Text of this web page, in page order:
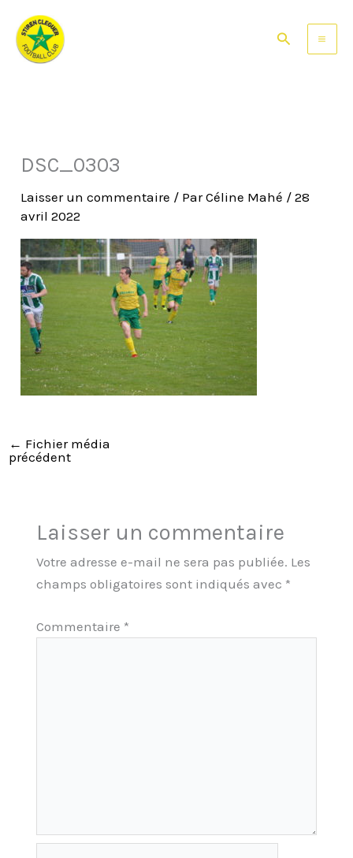
contenu
Rechercher
DSC_0303
Laisser un commentaire / ParCéline Mahé /28
avril 2022
← Fichier média
précédent
Laisser un commentaire
Votre adresse e-mail ne sera pas publiée. Les
champs obligatoires sont indiqués avec *
Commentaire *